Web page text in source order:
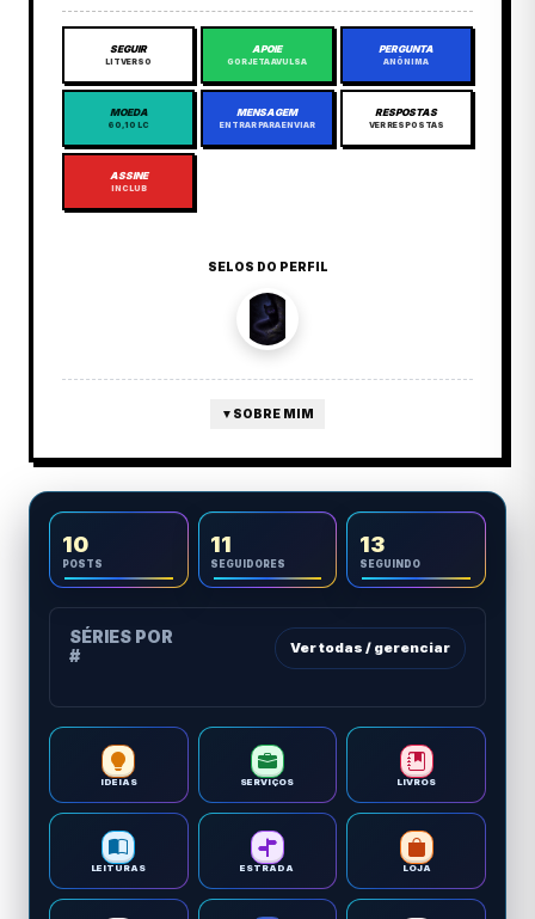
SEGUIR
LITVERSO
APOIE
GORJETA AVULSA
PERGUNTA
ANÔNIMA
MOEDA
60,10 LC
MENSAGEM
ENTRAR PARA ENVIAR
RESPOSTAS
VER RESPOSTAS
ASSINE
INCLUB
SELOS DO PERFIL
▼ SOBRE MIM
10
POSTS
11
SEGUIDORES
13
SEGUINDO
SÉRIES POR
#
Ver todas / gerenciar
IDEIAS SERVIÇOS LIVROS
LEITURAS ESTRADA LOJA